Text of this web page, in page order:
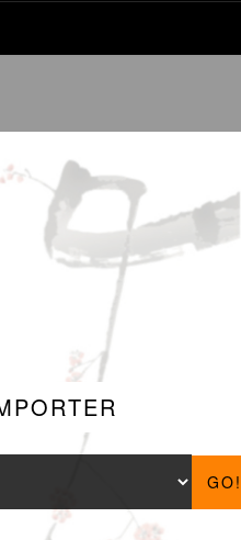
Panier Carte